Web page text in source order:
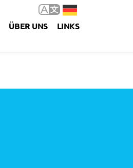
ÜBER UNS LINKS